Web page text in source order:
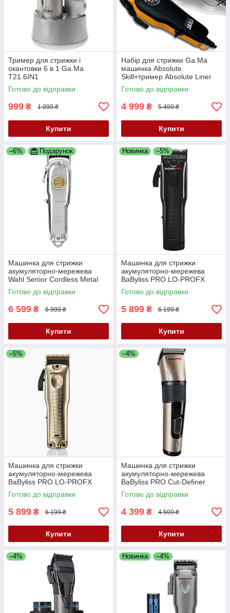
Тример для стрижки і
окантовки 6 в 1 Ga.Ma
T21.6IN1
Готово до відправки
999 ₴ 1 099 ₴
Купити
Набір для стрижки Ga.Ma
машинка Absolute
Skill+тример Absolute Liner
SMB6027
Готово до відправки
4 999 ₴ 5 499 ₴
Купити
–6% Подарунок
Машинка для стрижки
акумуляторно-мережева
Wahl Senior Cordless Metal
Edition 3000116
Готово до відправки
6 599 ₴ 6 999 ₴
Купити
Новинка –5%
Машинка для стрижки
акумуляторно-мережева
BaByliss PRO LO-PROFX
Black FX825E
Готово до відправки
5 899 ₴ 6 199 ₴
Купити
–5%
Машинка для стрижки
акумуляторно-мережева
BaByliss PRO LO-PROFX
Gold FX825GE
Готово до відправки
5 899 ₴ 6 199 ₴
Купити
–4%
Машинка для стрижки
акумуляторно-мережева
BaByliss PRO Cut-Definer
FX862E
Готово до відправки
4 399 ₴ 4 599 ₴
Купити
–4% Новинка –4%